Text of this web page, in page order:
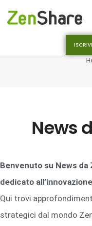
News
Benvenuto su News
dedicato
Qui trovi
strategici dal mondo